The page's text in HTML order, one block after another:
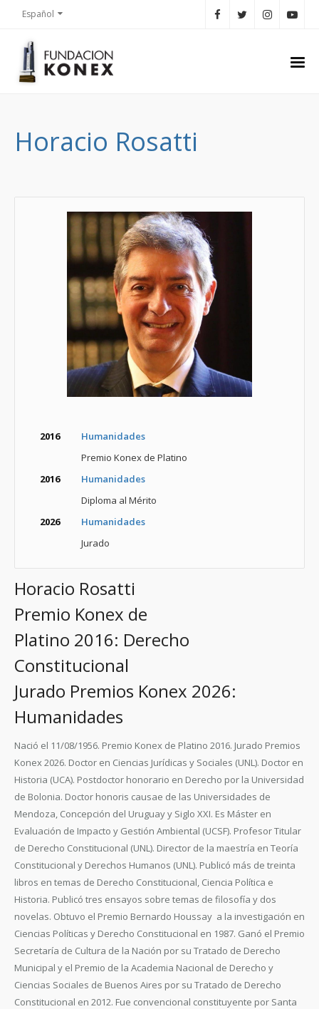
Español
Horacio Rosatti
2016
Humanidades
Premio Konex de Platino
2016
Humanidades
Diploma al Mérito
2026
Humanidades
Jurado
Horacio Rosatti
Premio Konex de
Platino 2016: Derecho
Constitucional
Jurado Premios Konex 2026:
Humanidades
Nació el 11/08/1956. Premio Konex de Platino 2016. Jurado Premios
Konex 2026. Doctor en Ciencias Jurídicas y Sociales (UNL). Doctor en
Historia (UCA). Postdoctor honorario en Derecho por la Universidad
de Bolonia. Doctor honoris causae de las Universidades de
Mendoza, Concepción del Uruguay y Siglo XXI. Es Máster en
Evaluación de Impacto y Gestión Ambiental (UCSF). Profesor Titular
de Derecho Constitucional (UNL). Director de la maestría en Teoría
Constitucional y Derechos Humanos (UNL). Publicó más de treinta
libros en temas de Derecho Constitucional, Ciencia Política e
Historia. Publicó tres ensayos sobre temas de filosofía y dos
novelas. Obtuvo el Premio Bernardo Houssay a la investigación en
Ciencias Políticas y Derecho Constitucional en 1987. Ganó el Premio
Secretaría de Cultura de la Nación por su Tratado de Derecho
Municipal y el Premio de la Academia Nacional de Derecho y
Ciencias Sociales de Buenos Aires por su Tratado de Derecho
Constitucional en 2012. Fue convencional constituyente por Santa